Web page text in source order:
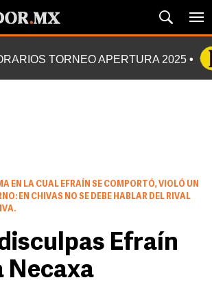
TORNEO APERTURA 2025
EN LA CUAL EFRAÍN SE COMPORTÓ, VIOLÓ UN
EN CHIVAS NO SE DEBE HABLAR DEL RIVAL
Efraín
Necaxa